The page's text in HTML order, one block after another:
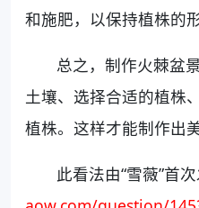
和施肥，以保持植株的
总之，制作火棘盆
土壤、选择合适的植株
植株。这样才能制作出
此看法由“雪薇”首